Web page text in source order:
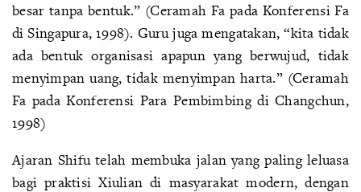
besar tanpa bentuk.” (Ceramah Fa pada Konferensi Fa
di Singapura, 1998). Guru juga mengatakan, “kita tidak
ada bentuk organisasi apapun yang berwujud, tidak
menyimpan uang, tidak menyimpan harta.” (Ceramah
Fa pada Konferensi Para Pembimbing di Changchun,
1998)
Ajaran Shifu telah membuka jalan yang paling leluasa
bagi praktisi Xiulian di masyarakat modern, dengan